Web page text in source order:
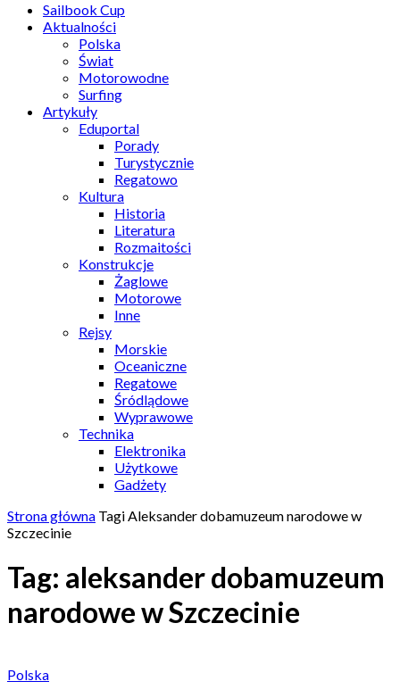
Sailbook Cup
Aktualności
Polska
Świat
Motorowodne
Surfing
Artykuły
Eduportal
Porady
Turystycznie
Regatowo
Kultura
Historia
Literatura
Rozmaitości
Konstrukcje
Żaglowe
Motorowe
Inne
Rejsy
Morskie
Oceaniczne
Regatowe
Śródlądowe
Wyprawowe
Technika
Elektronika
Użytkowe
Gadżety
Strona główna TagiAleksander dobamuzeum narodowe w
Szczecinie
Tag: aleksander dobamuzeum
narodowe w Szczecinie
Polska